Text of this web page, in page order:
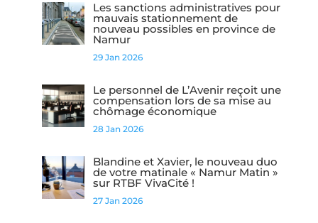
Les sanctions administratives pour
mauvais stationnement de
nouveau possibles en province de
Namur
29 Jan 2026
Le personnel de L’Avenir reçoit une
compensation lors de sa mise au
chômage économique
28 Jan 2026
Blandine et Xavier, le nouveau duo
de votre matinale « Namur Matin »
sur RTBF VivaCité !
27 Jan 2026